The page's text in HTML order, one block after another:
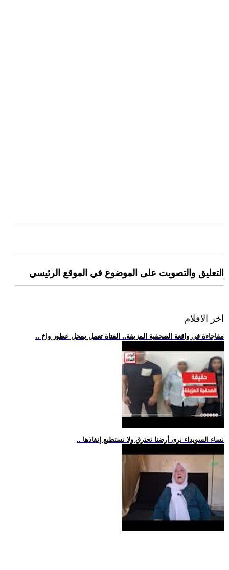
التعليق والتصويت على الموضوع في الموقع الرئيسي
اخر الافلام
.. مفاجاءة فى واقعة الصحفية المزيفة.. الفتاة تعمل بمحل عطور واخ
.. نساء السويداء نرى أرضنا تحترق ولا نستطيع إنقاذها